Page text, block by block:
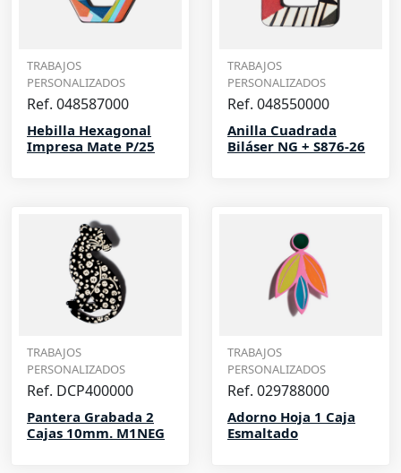
TRABAJOS
PERSONALIZADOS
Ref. 048587000
Hebilla Hexagonal
Impresa Mate P/25
TRABAJOS
PERSONALIZADOS
Ref. 048550000
Anilla Cuadrada
Biláser NG + S876-26
TRABAJOS
PERSONALIZADOS
Ref. DCP400000
Pantera Grabada 2
Cajas 10mm. M1NEG
TRABAJOS
PERSONALIZADOS
Ref. 029788000
Adorno Hoja 1 Caja
Esmaltado